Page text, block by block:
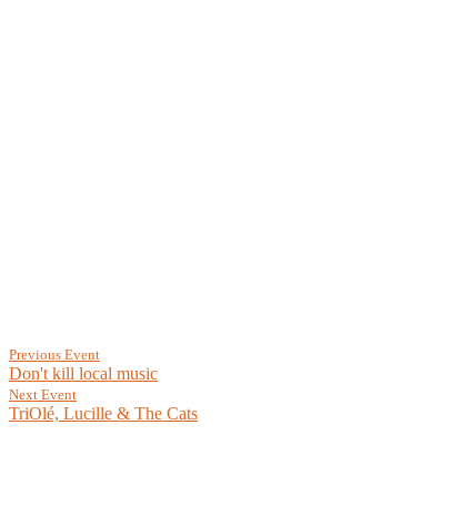
Previous Event
Don't kill local music
Next Event
TriOlé, Lucille & The Cats